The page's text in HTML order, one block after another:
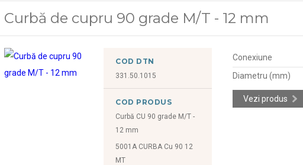
Curbă de cupru 90 grade M/T - 12 mm
COD DTN
331.50.1015
COD PRODUS
Curbă CU 90 grade M/T -
12 mm
5001A CURBA Cu 90 12
MT
Conexiune
Diametru (mm)
Vezi produs